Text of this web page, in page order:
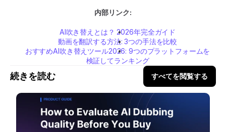
内部リンク:
AI吹き替えとは？ 2026年完全ガイド
動画を翻訳する方法: 3つの手法を比較
おすすめAI吹き替えツール2026: 9つのプラットフォームを
検証してランキング
続きを読む すべてを閲覧する